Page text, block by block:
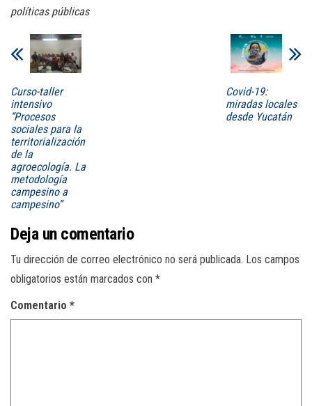
políticas públicas
Curso-taller
intensivo
“Procesos
sociales para la
territorialización
de la
agroecología. La
metodología
campesino a
campesino”
Covid-19:
miradas locales
desde Yucatán
Deja un comentario
Tu dirección de correo electrónico no será publicada. Los campos
obligatorios están marcados con *
Comentario *